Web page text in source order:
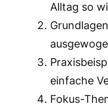
Alltag so
einfache
Fokus-